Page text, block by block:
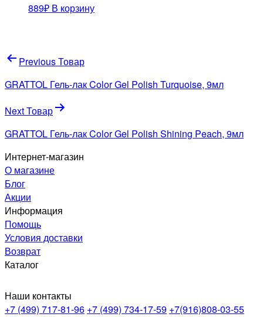
889₽ В корзину
Навигация
по
записям
Previous Товар
GRATTOL Гель-лак Color Gel Polish Turquoise, 9мл
Next Товар
GRATTOL Гель-лак Color Gel Polish Shining Peach, 9мл
Интернет-магазин
О магазине
Блог
Акции
Информация
Помощь
Условия доставки
Возврат
Каталог
Наши контакты
+7 (499) 717-81-96 +7 (499) 734-17-59 +7(916)808-03-55